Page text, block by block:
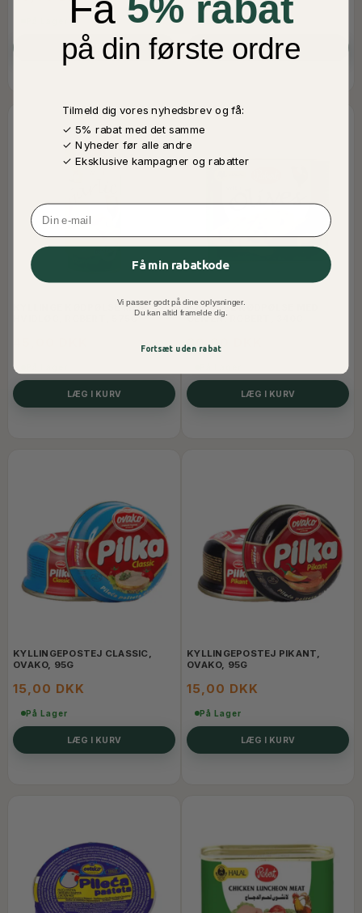
LÆG I KURV
På Lager
LÆG I KURV
KYLLINGE KØDPØLSE MED
HVIDLØG, ROBERT, 575G
LÆG I KURV
KYLLINGE KØDPØLSE MED
OLIVEN, ROBERT, 340G
30,00 DKK
LÆG I KURV
KYLLINGEPOSTEJ CLASSIC,
OVAKO, 95G
15,00 DKK
På Lager
LÆG I KURV
KYLLINGEPOSTEJ PIKANT,
OVAKO, 95G
15,00 DKK
På Lager
LÆG I KURV
Få 5% rabat
på din første ordre
Tilmeld dig vores nyhedsbrev og få:
✓ 5% rabat med det samme
✓ Nyheder før alle andre
✓ Eksklusive kampagner og rabatter
Email
Få min rabatkode
Vi passer godt på dine oplysninger.
Du kan altid framelde dig.
Fortsæt uden rabat